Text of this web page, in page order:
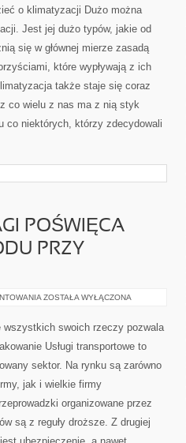
O
KLIMATYZACJI
o klimatyzacji Dużo można
Jest jej dużo typów, jakie od
się w głównej mierze zasadą
które wypływają z ich
także staje się coraz
co wielu z nas ma z nią styk
co niektórych, którzy zdecydowali
POŚWIĘCA
PRZY
WIELE
UWAGI
POŚWIĘCA
WŁASNEGO
PRZY
ZOSTAŁA WYŁĄCZONA
wszystkich swoich rzeczy pozwala
Usługi transportowe to
sektor. Na rynku są zarówno
jak i wielkie firmy
organizowane przez
są z reguły droższe. Z drugiej